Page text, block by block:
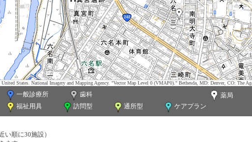
States. National Imagery and Mapping Agency. "Vector Map Level 0 (VMAP0)." Bethesda, MD: Denver, CO: The
一般診療所 歯科
薬局
福祉用具
訪問型 通所型 ケアプラン
順に30施設）